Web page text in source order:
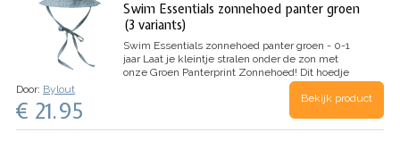
Swim Essentials zonnehoed panter groen
(3 variants)
Swim Essentials zonnehoed panter groen - 0-1
jaar Laat je kleintje stralen onder de zon met
onze Groen Panterprint Zonnehoed! Dit hoedje
heeft een vrolijk panterprintje en is voorzien van
prachtige groene kleur. Hij is verkrijgbaar in…
Door: Bylout
€ 21.95 Bekijk product